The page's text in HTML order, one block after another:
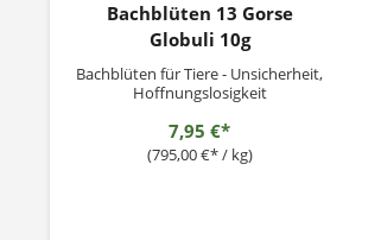
Bachblüten 13 Gorse
Globuli 10g
Bachblüten für Tiere - Unsicherheit,
Hoffnungslosigkeit
7,95 €*
(795,00 €* / kg)